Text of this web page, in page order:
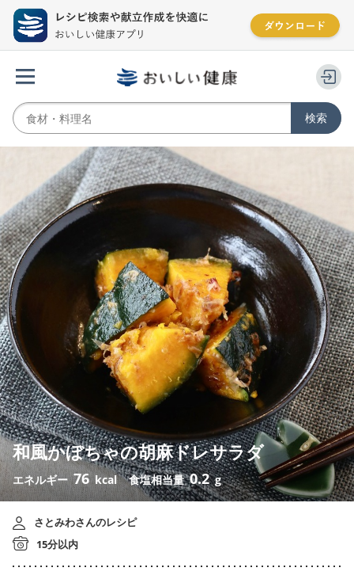
和風かぼちゃの胡麻ドレサラダ
エネルギー76 kcal 食塩相当量0.2 g
さとみわさんのレシピ
15分以内